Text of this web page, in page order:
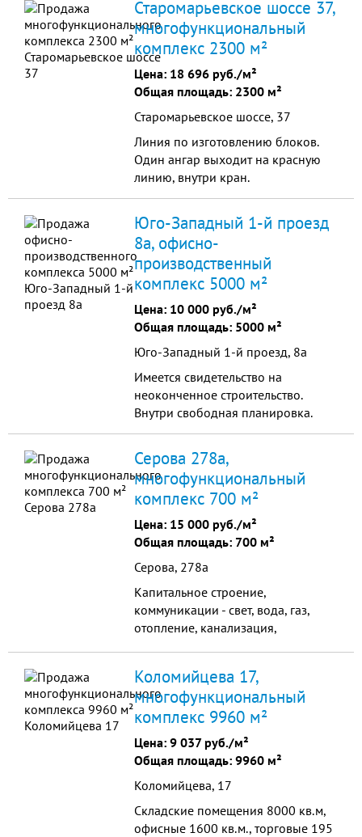
Старомарьевское шоссе 37,
многофункциональный
комплекс 2300 м²
Цена: 18 696 руб./м²
Общая площадь: 2300 м²
Старомарьевское шоссе, 37
Линия по изготовлению блоков.
Один ангар выходит на красную
линию, внутри кран.
Юго-Западный 1-й проезд
8а, офисно-
производственный
комплекс 5000 м²
Цена: 10 000 руб./м²
Общая площадь: 5000 м²
Юго-Западный 1-й проезд, 8а
Имеется свидетельство на
неоконченное строительство.
Внутри свободная планировка.
Серова 278а,
многофункциональный
комплекс 700 м²
Цена: 15 000 руб./м²
Общая площадь: 700 м²
Серова, 278а
Капитальное строение,
коммуникации - свет, вода, газ,
отопление, канализация,
Коломийцева 17,
многофункциональный
комплекс 9960 м²
Цена: 9 037 руб./м²
Общая площадь: 9960 м²
Коломийцева, 17
Cкладские помещения 8000 кв.м,
офисные 1600 кв.м., торговые 195